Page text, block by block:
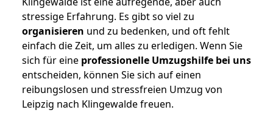
stressige Erfahrung. Es gibt so viel zu
organisieren und zu bedenken, und oft fehlt
einfach die Zeit, um alles zu erledigen. Wenn Sie
sich für eine professionelle Umzugshilfe bei uns
entscheiden, können Sie sich auf einen
reibungslosen und stressfreien Umzug von
Leipzig nach Klingewalde freuen.